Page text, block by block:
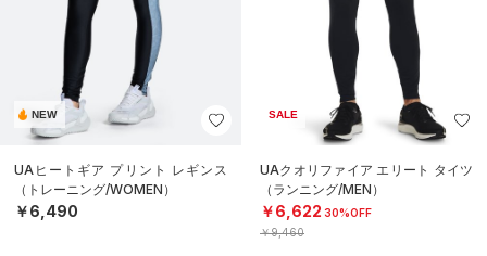
NEW
UAヒートギア プリント レギンス
（トレーニング/WOMEN）
￥6,490
SALE
UAクオリファイア エリート タイツ
（ランニング/MEN）
￥6,622 30%OFF
￥9,460